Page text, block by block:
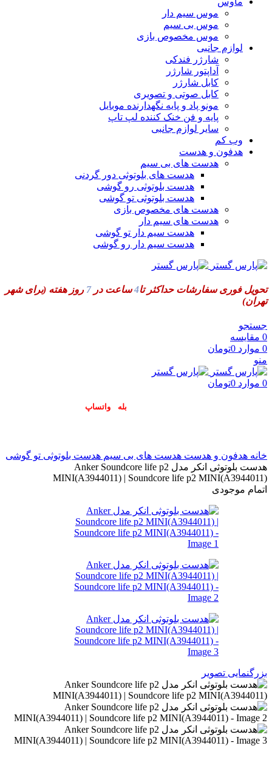
موس سیم دار
موس بی سیم
موس مخصوص بازی
لوازم جانبی
شارژر فندکی
آداپتور شارژر
کابل شارژر
کابل صوتی و تصویری
مونو پاد و پایه نگهدارنده موبایل
پایه و فن خنک کننده لپ تاپ
سایر لوازم جانبی
وب کم
هدفون و هدست
هدست های بی سیم
هدست های بلوتوثی دور گردنی
هدست بلوتوثی رو گوشی
هدست بلوتوثی تو گوشی
هدست های مخصوص بازی
هدست های سیم دار
هدست سیم دار تو گوشی
هدست سیم دار رو گوشی
تحویل فوری سفارشات حداکثر تا4ساعت در7 روز هفته (برای شهر
تهران)
جستجو
0 مقایسه
0 موارد 0تومان
منو
0 موارد 0تومان
بله واتساپ
خانه هدفون و هدست هدست های بی سیم هدست بلوتوثی تو گوشی
هدست بلوتوثی انکر مدل Anker Soundcore life p2
MINI(A3944011) | Soundcore life p2 MINI(A3944011)
اتمام موجودی
بزرگنمایی تصویر